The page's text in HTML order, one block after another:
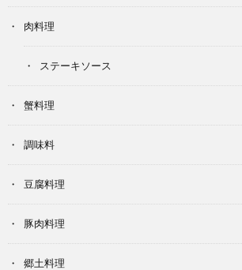
肉料理
ステーキソース
蟹料理
調味料
豆腐料理
豚肉料理
郷土料理